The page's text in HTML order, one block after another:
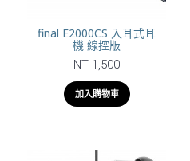
final E2000CS 入耳式耳
機 線控版
NT 1,500
加入購物車